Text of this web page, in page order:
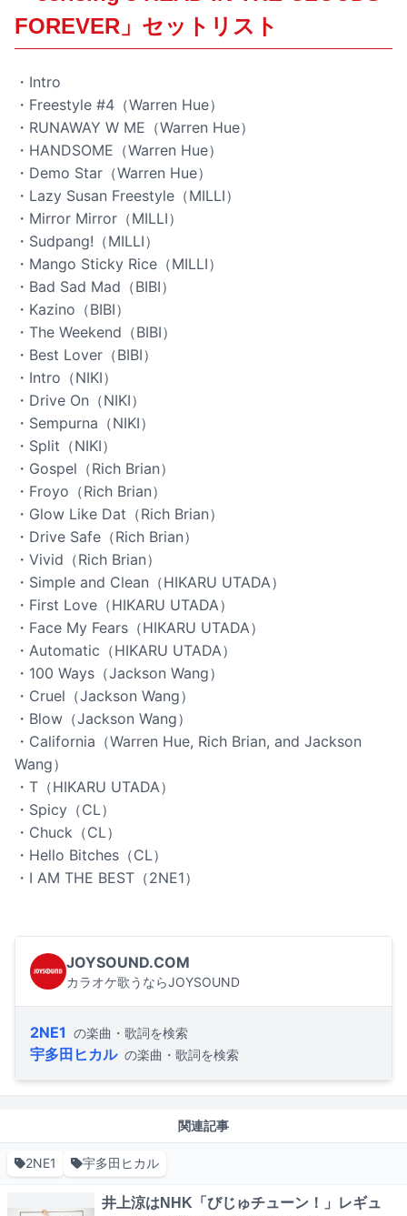
FOREVER」セットリスト
・Intro
・Freestyle #4（Warren Hue）
・RUNAWAY W ME（Warren Hue）
・HANDSOME（Warren Hue）
・Demo Star（Warren Hue）
・Lazy Susan Freestyle（MILLI）
・Mirror Mirror（MILLI）
・Sudpang!（MILLI）
・Mango Sticky Rice（MILLI）
・Bad Sad Mad（BIBI）
・Kazino（BIBI）
・The Weekend（BIBI）
・Best Lover（BIBI）
・Intro（NIKI）
・Drive On（NIKI）
・Sempurna（NIKI）
・Split（NIKI）
・Gospel（Rich Brian）
・Froyo（Rich Brian）
・Glow Like Dat（Rich Brian）
・Drive Safe（Rich Brian）
・Vivid（Rich Brian）
・Simple and Clean（HIKARU UTADA）
・First Love（HIKARU UTADA）
・Face My Fears（HIKARU UTADA）
・Automatic（HIKARU UTADA）
・100 Ways（Jackson Wang）
・Cruel（Jackson Wang）
・Blow（Jackson Wang）
・California（Warren Hue, Rich Brian, and Jackson
Wang）
・T（HIKARU UTADA）
・Spicy（CL）
・Chuck（CL）
・Hello Bitches（CL）
・I AM THE BEST（2NE1）
JOYSOUND.COM
カラオケ歌うならJOYSOUND
2NE1 の楽曲・歌詞を検索
宇多田ヒカル の楽曲・歌詞を検索
関連記事
2NE1 宇多田ヒカル
井上涼はNHK「びじゅチューン！」レギュ